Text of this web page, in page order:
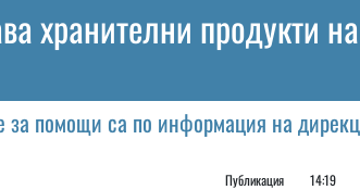
хранителни продукти
за помощи са по информация на
Публикация 14:19